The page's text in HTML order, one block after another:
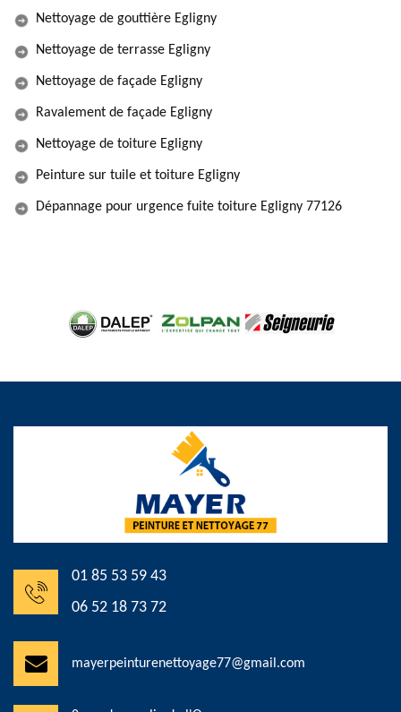
Nettoyage de gouttière Egligny
Nettoyage de terrasse Egligny
Nettoyage de façade Egligny
Ravalement de façade Egligny
Nettoyage de toiture Egligny
Peinture sur tuile et toiture Egligny
Dépannage pour urgence fuite toiture Egligny 77126
01 85 53 59 43
06 52 18 73 72
mayerpeinturenettoyage77@gmail.com